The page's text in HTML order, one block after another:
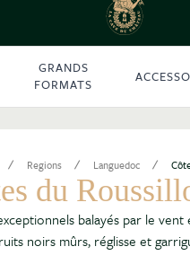
GRANDS
FORMATS
/ Regions / Languedoc /
du
balayés par le
noirs mûrs, réglisse et